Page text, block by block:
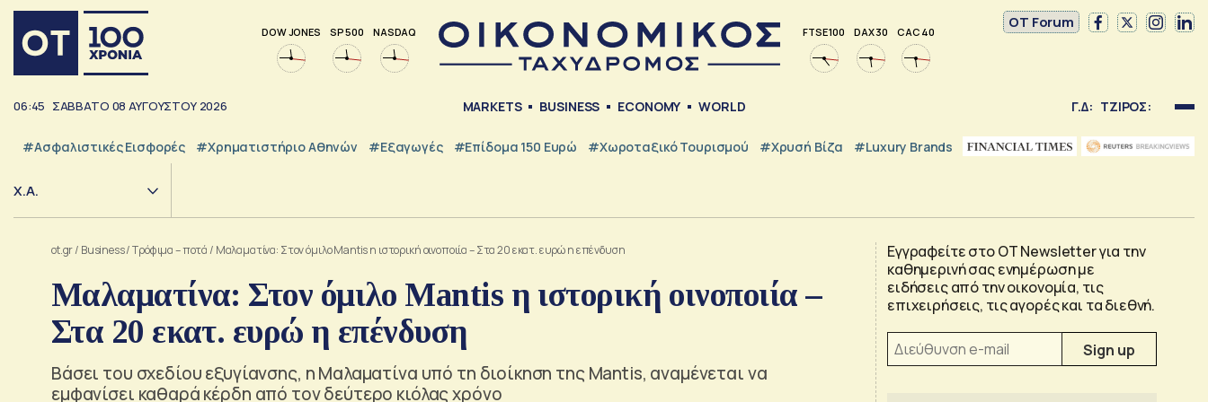
DOW JONES SP 500 NASDAQ FTSE 100 DAX 30 CAC 40
OT Forum
06:45 ΣΑΒΒΑΤΟ 08 ΑΥΓΟΥΣΤΟΥ 2026 MARKETS BUSINESS ECONOMY WORLD Γ.Δ: ΤΖΙΡΟΣ:
#Ασφαλιστικές Εισφορές #Χρηματιστήριο Αθηνών #εξαγωγές #Επίδομα 150 Ευρώ #Χωροταξικό Τουρισμού #Χρυσή Βίζα #luxury Brands
Χ.Α.
ot.gr/ Business/Τρόφιμα – ποτά / Μαλαματίνα: Στον όμιλο Mantis η ιστορική οινοποιία – Στα 20 εκατ. ευρώ η επένδυση
Μαλαματίνα: Στον όμιλο Mantis η ιστορική οινοποιία –
Στα 20 εκατ. ευρώ η επένδυση
Βάσει του σχεδίου εξυγίανσης, η Μαλαματίνα υπό τη διοίκηση της Mantis, αναμένεται να
εμφανίσει καθαρά κέρδη από τον δεύτερο κιόλας χρόνο
Εγγραφείτε στο OT Newsletter για την
καθημερινή σας ενημέρωση με
ειδήσεις από την οικονομία, τις
επιχειρήσεις, τις αγορές και τα διεθνή.